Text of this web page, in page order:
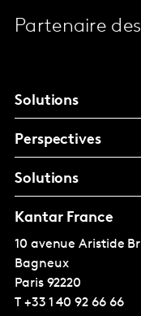
Partenaire
Solutions
Perspectives
Solutions
Kantar France
10 avenue Aristide
Bagneux
Paris 92220
T +33 1 40 92 66 66